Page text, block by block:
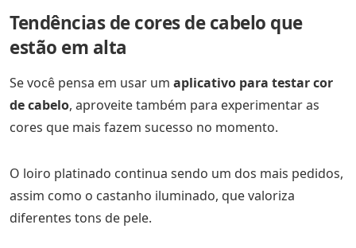
Tendências de cores de cabelo que
estão em alta
Se você pensa em usar um aplicativo para testar cor
de cabelo, aproveite também para experimentar as
cores que mais fazem sucesso no momento.
O loiro platinado continua sendo um dos mais pedidos,
assim como o castanho iluminado, que valoriza
diferentes tons de pele.